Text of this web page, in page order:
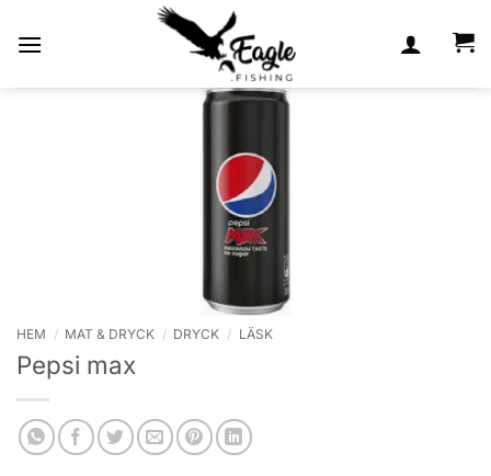
HEM / MAT & DRYCK / DRYCK / LÄSK
Pepsi max